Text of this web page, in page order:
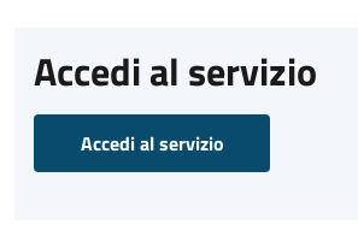
Accedi al servizio
Accedi al servizio